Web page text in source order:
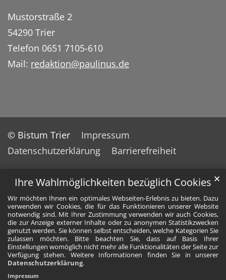
Ihre Wahlmöglichkeiten bezüglich Cookies
Wir möchten Ihnen ein optimales Webseiten-Erlebnis zu bieten. Dazu
verwenden wir Cookies, die für das Funktionieren unserer Website
notwendig sind. Mit Ihrer Zustimmung verwenden wir auch Cookies,
die zur Anzeige externer Inhalte oder zu anonymen Statistikzwecken
genutzt werden. Sie können selbst entscheiden, welche Kategorien Sie
zulassen möchten. Bitte beachten Sie, dass auf Basis Ihrer
Einstellungen womöglich nicht mehr alle Funktionalitäten der Seite zur
Verfügung stehen. Weitere Informationen finden Sie in unserer
Datenschutzerklärung.
✕
Impressum
Mustorstraße 2
54290 Trier
Telefon 0651 7105-610
Mail: redaktion@paulinus.de
© Bistum Trier
Impressum
Datenschutzerklärung
Barrierefreiheit